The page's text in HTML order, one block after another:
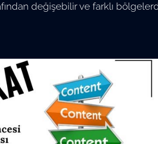
değişebilir ve farklı